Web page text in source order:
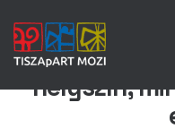
Szász Attila
helyszín,